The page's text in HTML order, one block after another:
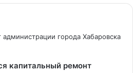
города Хабаровска
капитальный ремонт